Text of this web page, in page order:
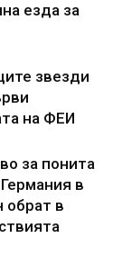
езда за
звезди
на ФЕИ
за понита
в
обрат в